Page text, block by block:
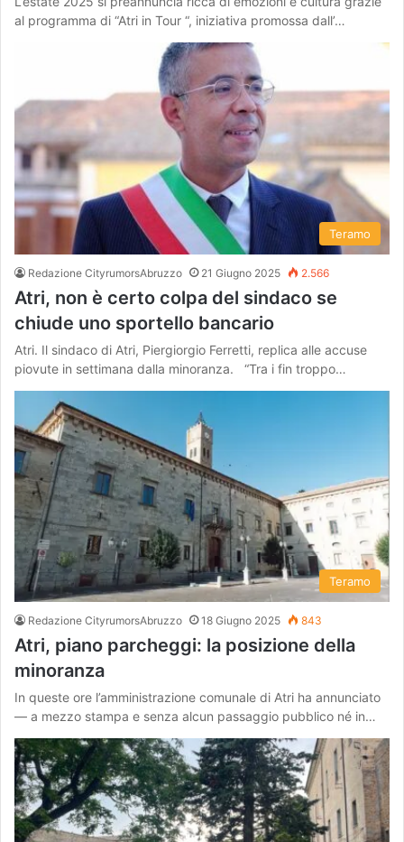
al programma di “Atri in Tour “, iniziativa promossa dall’…
Teramo
Redazione CityrumorsAbruzzo 21 Giugno 2025 2.566
Atri, non è certo colpa del sindaco se
chiude uno sportello bancario
Atri. Il sindaco di Atri, Piergiorgio Ferretti, replica alle accuse
piovute in settimana dalla minoranza. “Tra i fin troppo…
Teramo
Redazione CityrumorsAbruzzo 18 Giugno 2025 843
Atri, piano parcheggi: la posizione della
minoranza
In queste ore l’amministrazione comunale di Atri ha annunciato
— a mezzo stampa e senza alcun passaggio pubblico né in…